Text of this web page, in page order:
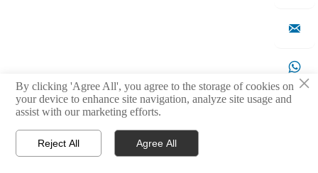
 Productos  WhatsApp


×
By clicking 'Agree All', you agree to the storage of cookies on
your device to enhance site navigation, analyze site usage and
assist with our marketing efforts.
Reject All Agree All